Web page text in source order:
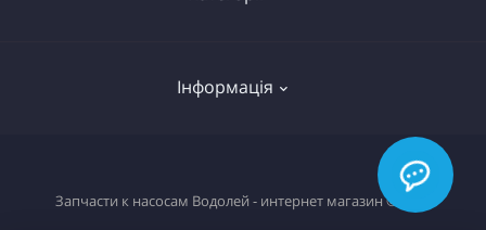
Готові вироби в зборі
Запчастини до насоса Водолій БЦПЭ 0.3 серій
Запчастини до насоса Водолій БЦПЭ 0.32 серій
Інформація
Доставка
Запчасти к насосам Водолей - интернет магазин © 2026